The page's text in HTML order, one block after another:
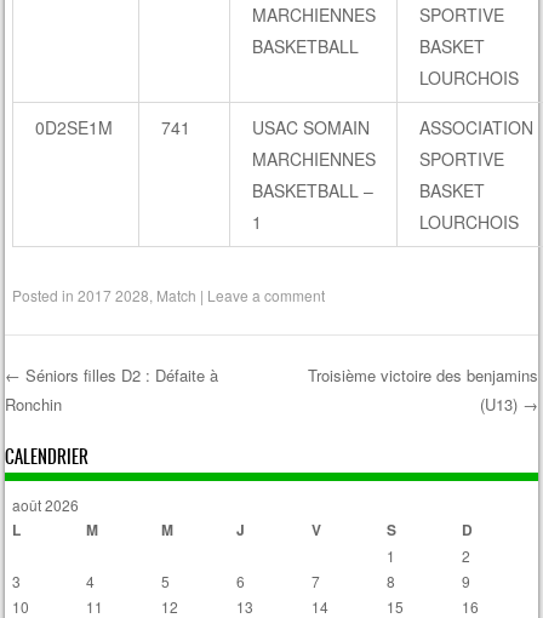
MARCHIENNES
BASKETBALL
SPORTIVE
BASKET
LOURCHOIS
0D2SE1M 741
USAC SOMAIN
MARCHIENNES
BASKETBALL –
1
ASSOCIATION
SPORTIVE
BASKET
LOURCHOIS
Posted in2017 2028 Match | Leave a comment
Post navigation
← Séniors filles D2 : Défaite à
Ronchin
Troisième victoire des benjamins
(U13) →
CALENDRIER
août 2026
L M M J V S D
1
2
3
4 5 6 7 8
9
10
11 12 13 14 15 16